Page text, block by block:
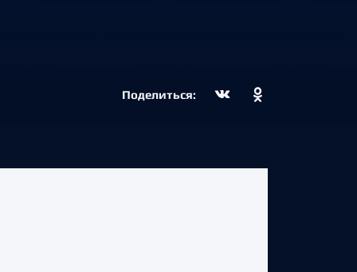
Поделиться: